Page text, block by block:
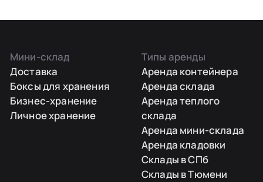
Мини-склад
Доставка
Боксы для хранения
Бизнес-хранение
Личное хранение
Типы аренды
Аренда контейнера
Аренда склада
Аренда теплого
склада
Аренда мини-склада
Аренда кладовки
Склады в СПб
Склады в Тюмени